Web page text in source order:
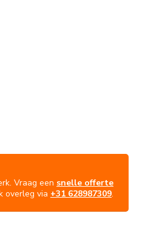
Vraag een snelle offerte
overleg via +31 628987309.